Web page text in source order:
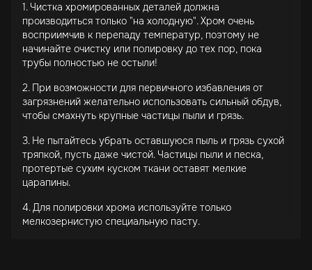
1. Чистка хромированных деталей должна
производиться только "на холодную". Хром очень
восприимчив к перепаду температур, поэтому не
начинайте очистку или полировку до тех пор, пока
трубы полностью не остыли!
2. При возможности для первичного избавления от
загрязнений желательно использовать сильный обдув,
чтобы смахнуть крупные частицы пыли и грязь.
3. Не пытайтесь убрать оставшуюся пыль и грязь сухой
тряпкой, пусть даже чистой. Частицы пыли и песка,
протертые сухим куском ткани оставят мелкие
царапины.
4. Для полировки хрома используйте только
мелкозернистую специальную пасту.